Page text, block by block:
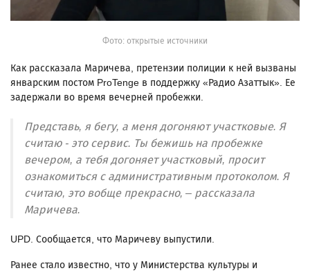
Фото: открытые источники
Как рассказала Маричева, претензии полиции к ней вызваны
январским постом ProTenge в поддержку «Радио Азаттык». Ее
задержали во время вечерней пробежки.
Представь, я бегу, а меня догоняют участковые. Я
считаю - это сервис. Ты бежишь на пробежке
вечером, а тебя догоняет участковый, просит
ознакомиться с административным протоколом. Я
считаю, это вобще прекрасно, – рассказала
Маричева.
UPD. Сообщается, что Маричеву выпустили.
Ранее стало известно, что у Министерства культуры и